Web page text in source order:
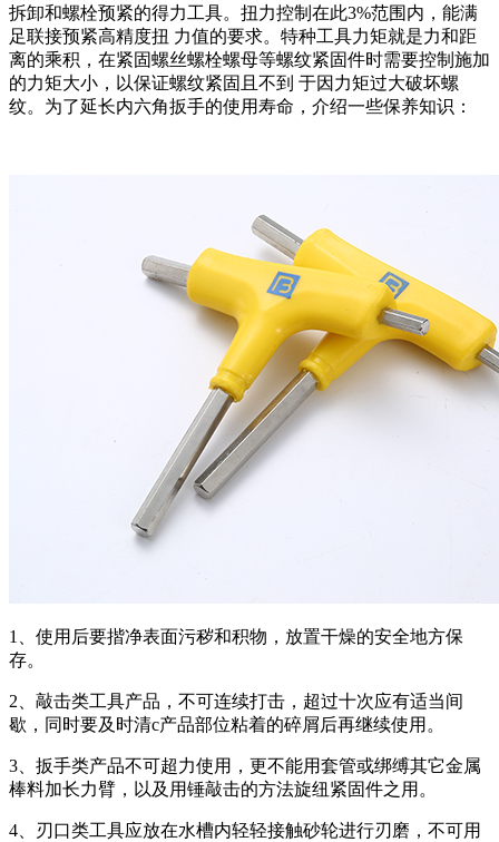
拆卸和螺栓预紧的得力工具。扭力控制在此3%范围内，能满
足联接预紧高精度扭 力值的要求。特种工具力矩就是力和距
离的乘积，在紧固螺丝螺栓螺母等螺纹紧固件时需要控制施加
的力矩大小，以保证螺纹紧固且不到 于因力矩过大破坏螺
纹。为了延长内六角扳手的使用寿命，介绍一些保养知识：
1、使用后要揩净表面污秽和积物，放置干燥的安全地方保
存。
2、敲击类工具产品，不可连续打击，超过十次应有适当间
歇，同时要及时清c产品部位粘着的碎屑后再继续使用。
3、扳手类产品不可超力使用，更不能用套管或绑缚其它金属
棒料加长力臂，以及用锤敲击的方法旋纽紧固件之用。
4、刃口类工具应放在水槽内轻轻接触砂轮进行刃磨，不可用